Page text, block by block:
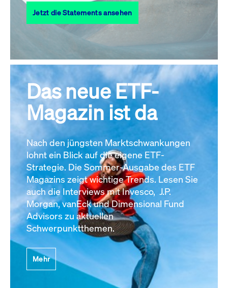
31
Alle Events
Jetzt die Statements ansehen
Das neue ETF-
Magazin ist da
Nach den jüngsten Marktschwankungen
lohnt ein Blick auf die eigene ETF-
Strategie. Die Sommer-Ausgabe des ETF
Magazins zeigt wichtige Trends. Lesen Sie
auch die Interviews mit Invesco, J.P.
Morgan, vanEck und Dimensional Fund
Advisors zu aktuellen
Schwerpunktthemen.
Mehr